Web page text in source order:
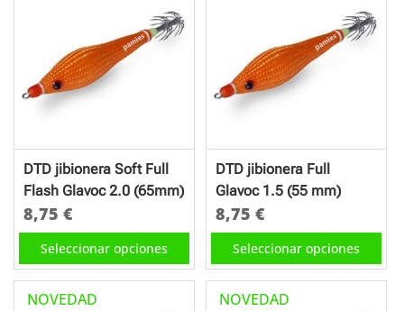
variantes.
Las
opciones
se
en
la
página
de
producto
variantes.
Las
opciones
se
en
la
página
de
producto
DTD jibionera Soft Full
Flash Glavoc 2.0 (65mm)
8,75 €
Seleccionar opciones
Este
producto
tiene
DTD jibionera Full
Glavoc 1.5 (55 mm)
8,75€
Seleccionar opciones
Este
producto
tiene
NOVEDAD NOVEDAD